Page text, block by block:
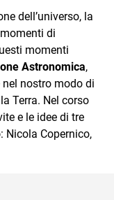
dell’universo, la
di
momenti
Astronomica,
nostro modo di
Terra. Nel corso
e le idee di tre
Nicola Copernico,